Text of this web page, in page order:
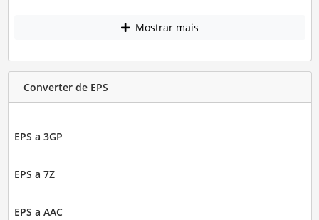
Mostrar mais
Converter de EPS
EPS a 3GP
EPS a 7Z
EPS a AAC